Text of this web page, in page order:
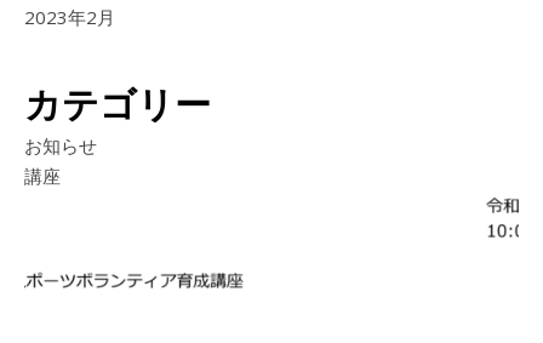
2023年2月
カテゴリー
お知らせ
講座